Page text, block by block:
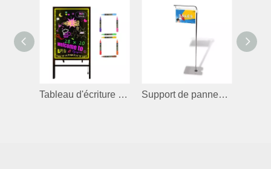
Tableau d'écriture à LED fluorescent Support de panneau de drapeau de hauteur réglable sur le sol